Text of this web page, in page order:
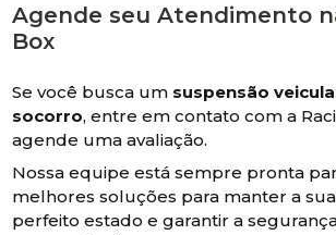
Agende seu Atendimento
Box
Se você busca um suspensão
socorro, entre em contato com a
agende uma avaliação.
Nossa equipe está sempre pronta
melhores soluções para manter a
perfeito estado e garantir a